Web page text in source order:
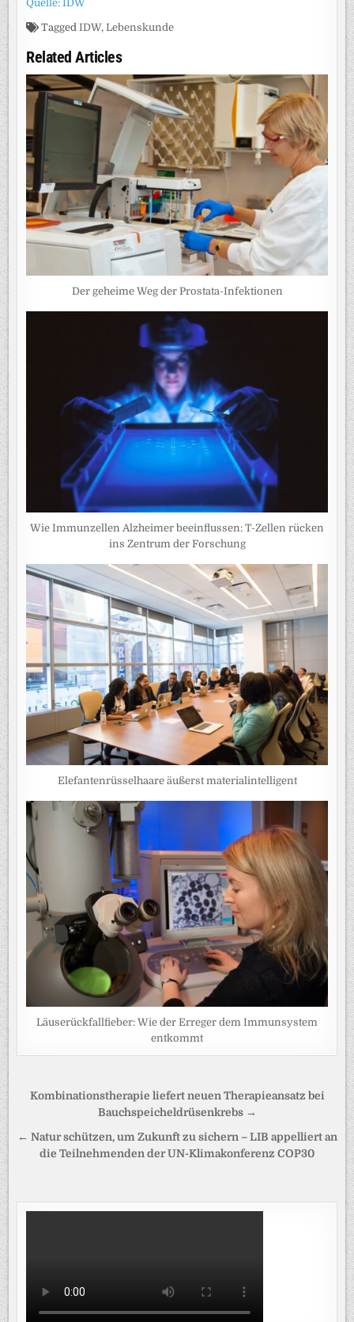
Quelle: IDW
TaggedIDW,Lebenskunde
Related Articles
Der geheime Weg der Prostata-Infektionen
Wie Immunzellen Alzheimer beeinflussen: T-Zellen rücken
ins Zentrum der Forschung
Elefantenrüsselhaare äußerst materialintelligent
Läuserückfallfieber: Wie der Erreger dem Immunsystem
entkommt
Beitragsnavigation
Kombinationstherapie liefert neuen Therapieansatz bei
Bauchspeicheldrüsenkrebs →
← Natur schützen, um Zukunft zu sichern – LIB appelliert an
die Teilnehmenden der UN-Klimakonferenz COP30